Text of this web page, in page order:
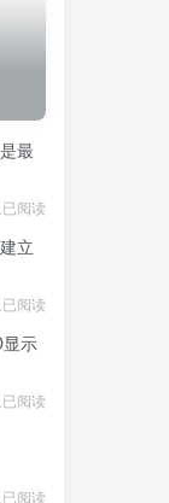
最
阅读
立
阅读
示
阅读
阅读